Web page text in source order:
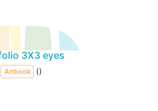
3X3 eyes
Artbook ()